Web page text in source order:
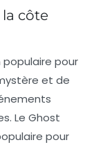
la côte
pour
et de
Le Ghost
pour